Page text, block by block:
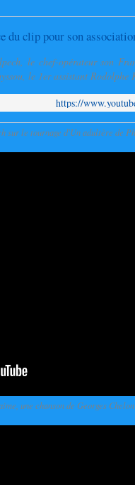
du clip pour son
le chef-opérateur son
le 1er assistant Rodolphe
https://
sur le tournage d'Un adultère de
une chanson de Georges Chelon